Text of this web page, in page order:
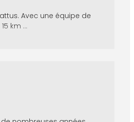
Avec une équipe de
km ...